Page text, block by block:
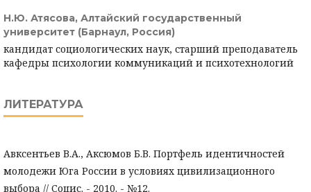
Н.Ю. Атясова, Алтайский государственный
университет (Барнаул, Россия)
кандидат социологических наук, старший преподаватель
кафедры психологии коммуникаций и психотехнологий
ЛИТЕРАТУРА
Авксентьев В.А., Аксюмов Б.В. Портфель идентичностей
молодежи Юга России в условиях цивилизационного
выбора // Социс. - 2010. - №12.